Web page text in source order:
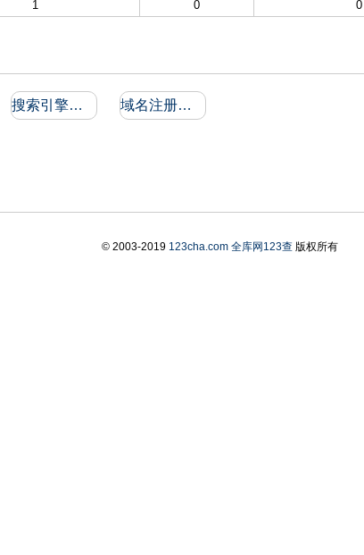
1
0 0
搜索引擎收录和反向链接 域名注册信息
© 2003-2019 123cha.com 全库网123查版权所有